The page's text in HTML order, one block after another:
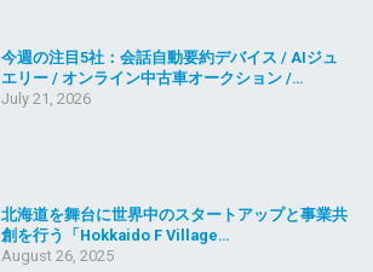
今週の注目5社：会話自動要約デバイス / AIジュ
エリー / オンライン中古車オークション /…
July 21, 2026
北海道を舞台に世界中のスタートアップと事業共
創を行う「Hokkaido F Village…
August 26, 2025